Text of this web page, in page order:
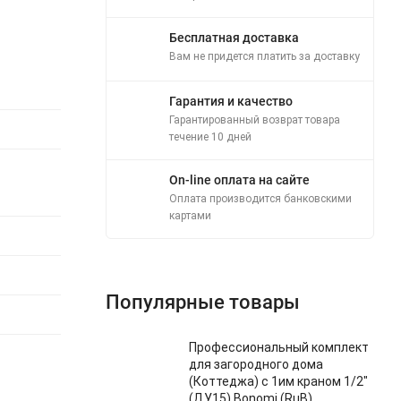
Бесплатная доставка
Вам не придется платить за доставку
Гарантия и качество
Гарантированный возврат товара
течение 10 дней
On-line оплата на сайте
Оплата производится банковскими
картами
Популярные товары
Профессиональный комплект
для загородного дома
(Коттеджа) с 1им краном 1/2"